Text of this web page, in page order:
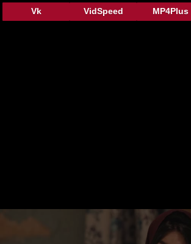
MP4Plus
VidSpeed
Vk